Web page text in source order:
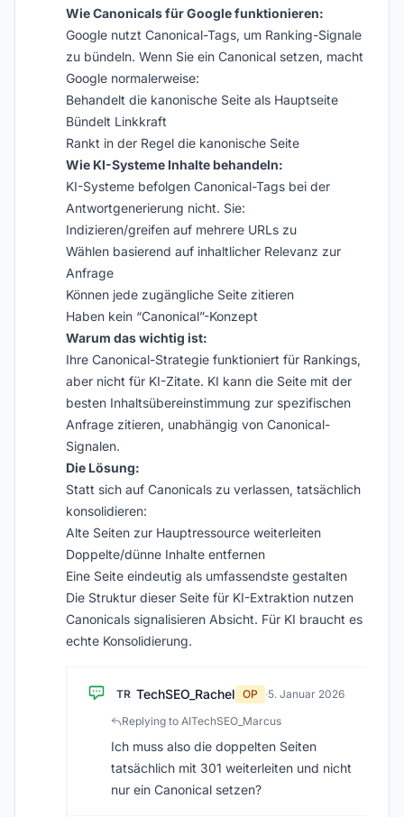
Wie Canonicals für Google funktionieren:
Google nutzt Canonical-Tags, um Ranking-Signale
zu bündeln. Wenn Sie ein Canonical setzen, macht
Google normalerweise:
Behandelt die kanonische Seite als Hauptseite
Bündelt Linkkraft
Rankt in der Regel die kanonische Seite
Wie KI-Systeme Inhalte behandeln:
KI-Systeme befolgen Canonical-Tags bei der
Antwortgenerierung nicht. Sie:
Indizieren/greifen auf mehrere URLs zu
Wählen basierend auf inhaltlicher Relevanz zur
Anfrage
Können jede zugängliche Seite zitieren
Haben kein “Canonical”-Konzept
Warum das wichtig ist:
Ihre Canonical-Strategie funktioniert für Rankings,
aber nicht für KI-Zitate. KI kann die Seite mit der
besten Inhaltsübereinstimmung zur spezifischen
Anfrage zitieren, unabhängig von Canonical-
Signalen.
Die Lösung:
Statt sich auf Canonicals zu verlassen, tatsächlich
konsolidieren:
Alte Seiten zur Hauptressource weiterleiten
Doppelte/dünne Inhalte entfernen
Eine Seite eindeutig als umfassendste gestalten
Die Struktur dieser Seite für KI-Extraktion nutzen
Canonicals signalisieren Absicht. Für KI braucht es
echte Konsolidierung.
TR TechSEO_Rachel OP ·5. Januar 2026
Replying to AITechSEO_Marcus
Ich muss also die doppelten Seiten
tatsächlich mit 301 weiterleiten und nicht
nur ein Canonical setzen?